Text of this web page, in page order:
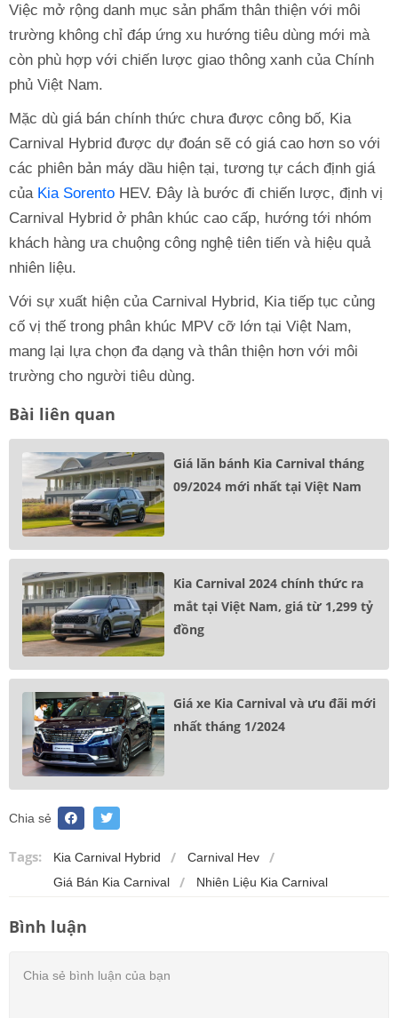
Việc mở rộng danh mục sản phẩm thân thiện với môi
trường không chỉ đáp ứng xu hướng tiêu dùng mới mà
còn phù hợp với chiến lược giao thông xanh của Chính
phủ Việt Nam.
Mặc dù giá bán chính thức chưa được công bố, Kia
Carnival Hybrid được dự đoán sẽ có giá cao hơn so với
các phiên bản máy dầu hiện tại, tương tự cách định giá
của Kia Sorento HEV. Đây là bước đi chiến lược, định vị
Carnival Hybrid ở phân khúc cao cấp, hướng tới nhóm
khách hàng ưa chuộng công nghệ tiên tiến và hiệu quả
nhiên liệu.
Với sự xuất hiện của Carnival Hybrid, Kia tiếp tục củng
cố vị thế trong phân khúc MPV cỡ lớn tại Việt Nam,
mang lại lựa chọn đa dạng và thân thiện hơn với môi
trường cho người tiêu dùng.
Bài liên quan
Giá lăn bánh Kia Carnival tháng
09/2024 mới nhất tại Việt Nam
Kia Carnival 2024 chính thức ra
mắt tại Việt Nam, giá từ 1,299 tỷ
đồng
Giá xe Kia Carnival và ưu đãi mới
nhất tháng 1/2024
Chia sẻ
Tags: Kia Carnival Hybrid
Carnival Hev
Giá Bán Kia Carnival
Nhiên Liệu Kia Carnival
Bình luận